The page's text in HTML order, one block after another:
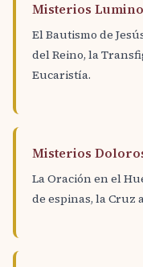
Misterios
El Bautismo de
del Reino, la
Eucaristía.
Misterios
La Oración en el
de espinas, la Cruz